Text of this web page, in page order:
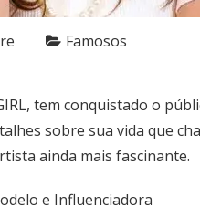
Famosos
tem conquistado o
sobre sua vida que
ainda mais fascinante.
e Influenciadora